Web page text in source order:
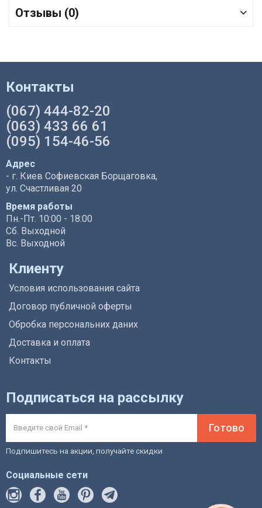
Отзывы (0)
Контакты
(067) 444-82-20
(063) 433 66 61
(095) 154-46-56
Адрес
- г. Киев Софиевская Борщаговка,
ул. Счастливая 20
Время работы
Пн.-Пт. 10:00 - 18:00
Сб. Выходной
Вс. Выходной
Клиенту
Условия использования сайта
Договор публичной оферты
Обробка персональних даних
Доставка и оплата
Контакты
Подписаться на рассылку
Готово
Подпишитесь на акции, получайте скидки
Социальные сети